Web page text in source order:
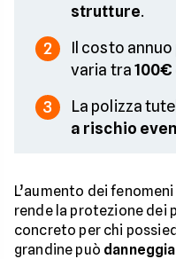
strutture.
2
Il costo
varia tra100€
3 La polizza
a rischio
L’aumento dei
rende la protezione dei
concreto per chi
grandine può